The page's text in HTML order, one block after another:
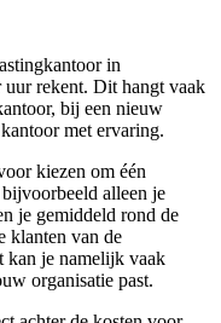
in
uur rekent. Dit hangt vaak
bij een nieuw
met ervaring.
kiezen om één
alleen je
je gemiddeld rond de
klanten van de
kan je namelijk vaak
organisatie past.